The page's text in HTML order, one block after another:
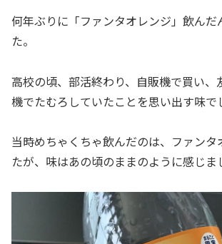
何年ぶりに「ファンタオレンジ」飲んだ
た。
高校の頃、部活終わり、自販機で買い、
機でたむろしていたことを思い出す味で
当時めちゃくちゃ飲んだのは、ファンタ
たが、味はあの頃のままのように感じま